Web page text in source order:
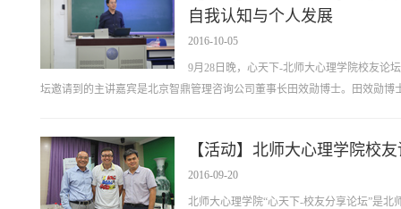
自我认知与个人发展
2016-10-05
9月28日晚，心天下-北师大心理学院校友论
坛邀请到的主讲嘉宾是北京智鼎管理咨询公司董事长田效勋博士。田效勋博
【活动】北师大心理学院校
2016-09-20
北师大心理学院“心天下-校友分享论坛”是